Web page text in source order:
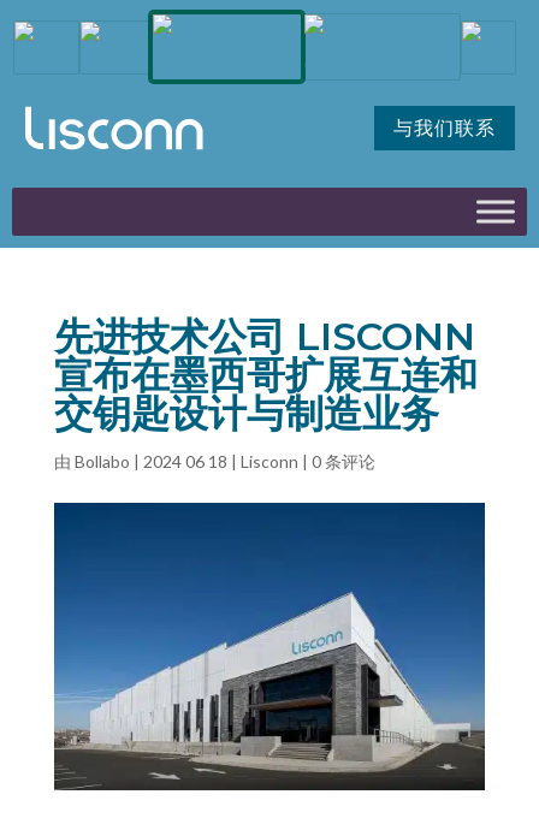
与我们联系
先进技术公司 LISCONN
宣布在墨西哥扩展互连和
交钥匙设计与制造业务
由 Bollabo 2024 06 18 Lisconn 0 条评论